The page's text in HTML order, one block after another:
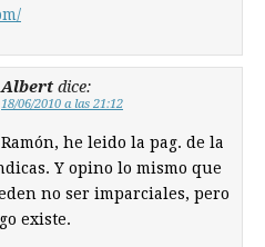
Albert dice:
18/06/2010 a las 21:12
Ramón, he leido la pag. de la
Y opino lo mismo que
no ser imparciales, pero
existe.